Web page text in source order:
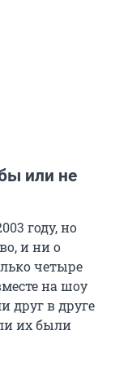
или не
году, но
и ни о
четыре
на шоу
друг в друге
их были